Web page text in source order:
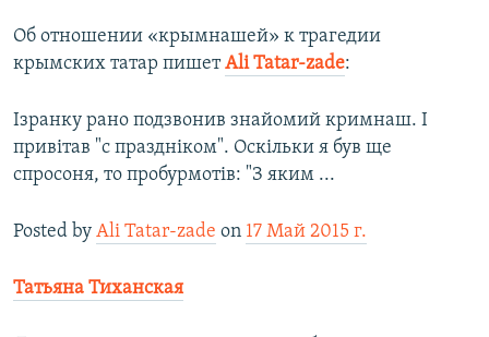
Об отношении «крымнашей» к трагедии
крымских татар пишетAli Tatar-zade:
Ізранку рано подзвонив знайомий кримнаш. І
привітав "с праздніком". Оскільки я був ще
спросоня, то пробурмотів: "З яким ...
Posted by Ali Tatar-zade on 17 Май 2015 г.
Татьяна Тиханская